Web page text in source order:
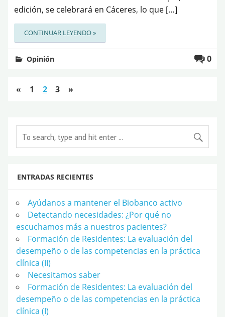
edición, se celebrará en Cáceres, lo que […]
CONTINUAR LEYENDO »
0
Opinión
« 1 2 3 »
ENTRADAS RECIENTES
Ayúdanos a mantener el Biobanco activo
Detectando necesidades: ¿Por qué no
escuchamos más a nuestros pacientes?
Formación de Residentes: La evaluación del
desempeño o de las competencias en la práctica
clínica (II)
Necesitamos saber
Formación de Residentes: La evaluación del
desempeño o de las competencias en la práctica
clínica (I)